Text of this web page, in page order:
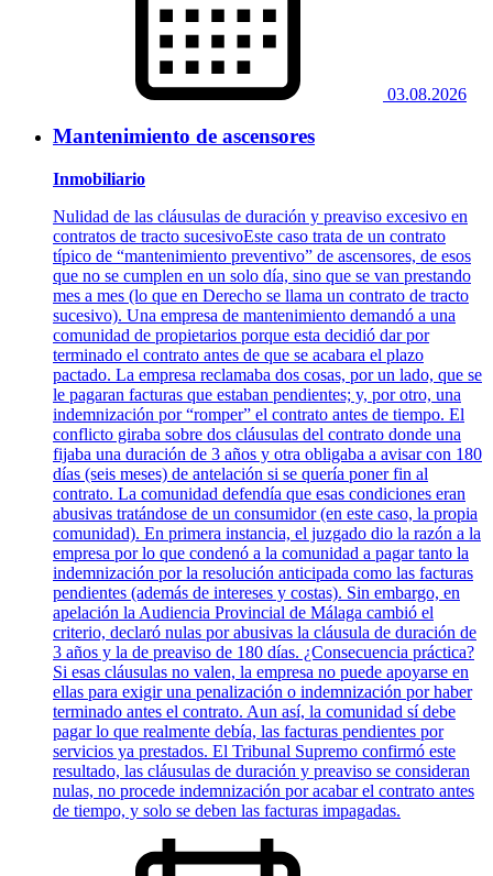
03.08.2026
Mantenimiento de ascensores
Inmobiliario
Nulidad de las cláusulas de duración y preaviso excesivo en
contratos de tracto sucesivoEste caso trata de un contrato
típico de “mantenimiento preventivo” de ascensores, de esos
que no se cumplen en un solo día, sino que se van prestando
mes a mes (lo que en Derecho se llama un contrato de tracto
sucesivo). Una empresa de mantenimiento demandó a una
comunidad de propietarios porque esta decidió dar por
terminado el contrato antes de que se acabara el plazo
pactado. La empresa reclamaba dos cosas, por un lado, que se
le pagaran facturas que estaban pendientes; y, por otro, una
indemnización por “romper” el contrato antes de tiempo. El
conflicto giraba sobre dos cláusulas del contrato donde una
fijaba una duración de 3 años y otra obligaba a avisar con 180
días (seis meses) de antelación si se quería poner fin al
contrato. La comunidad defendía que esas condiciones eran
abusivas tratándose de un consumidor (en este caso, la propia
comunidad). En primera instancia, el juzgado dio la razón a la
empresa por lo que condenó a la comunidad a pagar tanto la
indemnización por la resolución anticipada como las facturas
pendientes (además de intereses y costas). Sin embargo, en
apelación la Audiencia Provincial de Málaga cambió el
criterio, declaró nulas por abusivas la cláusula de duración de
3 años y la de preaviso de 180 días. ¿Consecuencia práctica?
Si esas cláusulas no valen, la empresa no puede apoyarse en
ellas para exigir una penalización o indemnización por haber
terminado antes el contrato. Aun así, la comunidad sí debe
pagar lo que realmente debía, las facturas pendientes por
servicios ya prestados. El Tribunal Supremo confirmó este
resultado, las cláusulas de duración y preaviso se consideran
nulas, no procede indemnización por acabar el contrato antes
de tiempo, y solo se deben las facturas impagadas.